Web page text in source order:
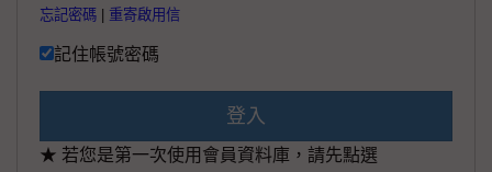
忘記密碼 重寄啟用信
記住帳號密碼
登入
★ 若您是第一次使用會員資料庫，請先點選